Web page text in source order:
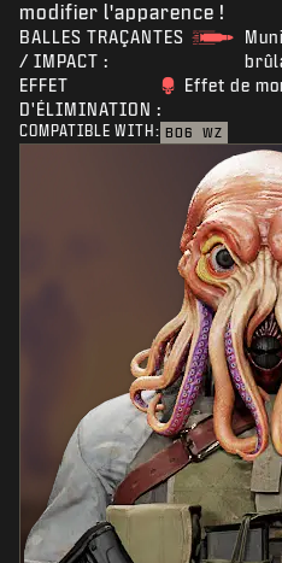
modifier l'apparence !
BALLES TRAÇANTES
/ IMPACT :
EFFET
D'ÉLIMINATION :
Effet de
COMPATIBLE WITH: BO6 WZ